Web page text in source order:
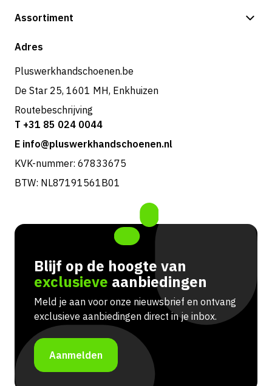
Betalingsmogelijkheden
Retouren & service
Assortiment
Shop
Adres
Pluswerkhandschoenen.be
De Star 25, 1601 MH, Enkhuizen
Routebeschrijving
T +31 85 024 0044
E info@pluswerkhandschoenen.nl
KVK-nummer: 67833675
BTW: NL87191561B01
Blijf op de hoogte van
exclusieve aanbiedingen
Meld je aan voor onze nieuwsbrief en ontvang
exclusieve aanbiedingen direct in je inbox.
Aanmelden